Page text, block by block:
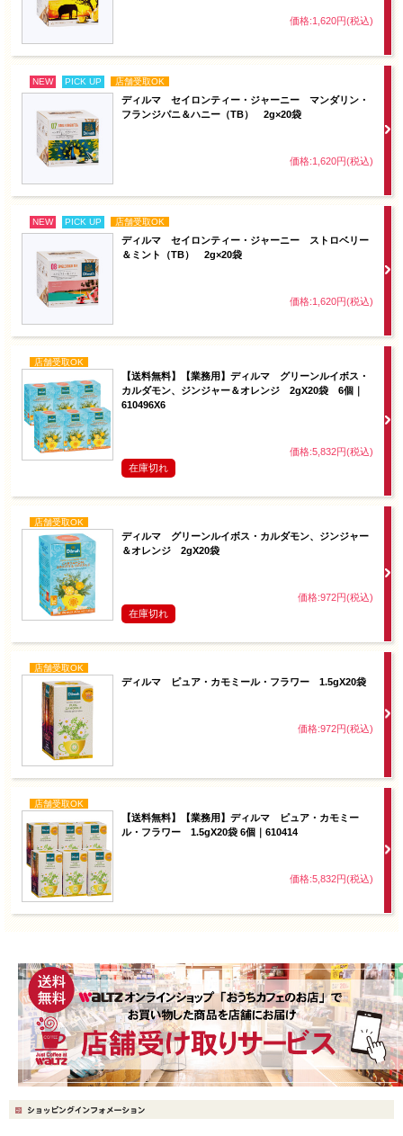
価格:1,620円(税込)
NEW PICK UP 店舗受取OK
ディルマ セイロンティー・ジャーニー マンダリン・
フランジパニ＆ハニー（TB） 2g×20袋
価格:1,620円(税込)
NEW PICK UP 店舗受取OK
ディルマ セイロンティー・ジャーニー ストロベリー
＆ミント（TB） 2g×20袋
価格:1,620円(税込)
店舗受取OK
【送料無料】【業務用】ディルマ グリーンルイボス・
カルダモン、ジンジャー＆オレンジ 2gX20袋 6個｜
610496X6
価格:5,832円(税込)
在庫切れ
店舗受取OK
ディルマ グリーンルイボス・カルダモン、ジンジャー
＆オレンジ 2gX20袋
価格:972円(税込)
在庫切れ
店舗受取OK
ディルマ ピュア・カモミール・フラワー 1.5gX20袋
価格:972円(税込)
店舗受取OK
【送料無料】【業務用】ディルマ ピュア・カモミー
ル・フラワー 1.5gX20袋 6個｜610414
価格:5,832円(税込)